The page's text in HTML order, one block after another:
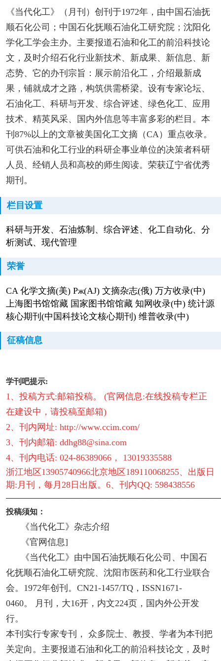
《当代化工》（月刊）创刊于1972年，由中国石油抚
顺石化公司；中国石化抚顺石油化工研究院；沈阳化
学化工学会主办。主要报道石油和化工的前沿科技论
文，及时介绍石化行业新技术、新成果、新信息、新
态势、它的办刊宗旨：展示前沿化工，介绍最新成
果，铺就成才之路，构筑供需桥梁。设有专家论坛、
石油化工、科研与开发、综合评述、绿色化工、应用
技术、精英风采、国内外信息等丰富多彩的栏目。本
刊87%以上的文章被美国化工文摘（CA）重点收录。
可供石油和化工行业的科研企事业单位的决策者科研
人员、经销人员和高校的师生阅读。荣获辽宁省优秀
期刊。
栏目设置
科研与开发、石油炼制、综合评述、化工自动化、分
析测试、现代管理
荣誉
CA 化学文摘(美) Pж(AJ) 文摘杂志(俄) 万方收录(中)
上海图书馆馆藏 国家图书馆馆藏 知网收录(中) 统计源
核心期刊(中国科技论文核心期刊) 维普收录(中)
征稿信息
学刊吧提示:
1、投稿方式:邮箱投稿。 (官网信息:在线投稿专栏正
在建设中，请投稿至邮箱)
2、刊内网址: http://www.ccim.com/
3、刊内邮箱: ddhg88@sina.com
4、刊内电话: 024-86389066， 13019335588
浙江地区13905740966北京地区189110068255、出版日
期:月刊，每月28日出版。6、刊内QQ: 598438556
投稿须知：
《当代化工》杂志介绍
《官网信息]
《当代化工》由中国石油抚顺石化公司、中国石
化抚顺石油化工研究院、沈阳市医药和化工行业联合
会。1972年创刊。CN21-1457/TQ，ISSN1671-
0460。 月刊，大16开，内文224页，国内外公开发
行。
本刊实行专家专刊， 众多院士、教授、学者为本刊把
关定向。主要报道石油和化工的前沿科技论文，及时